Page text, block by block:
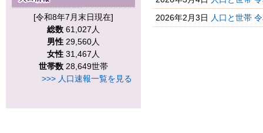
[令和8年7月末日現在]
総数 61,027人
男性 29,560人
女性 31,467人
世帯数 28,649世帯
>>> 人口速報一覧を見る
2026年2月3日 人口と世帯